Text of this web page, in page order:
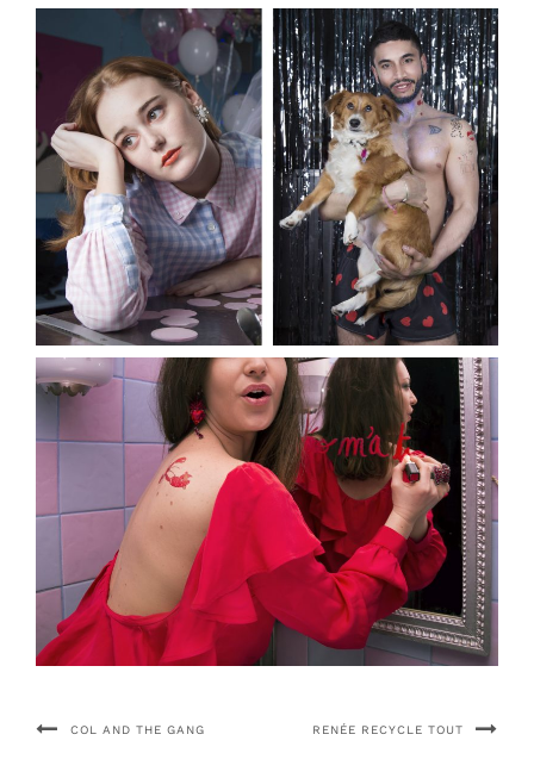
COL AND THE GANG RENÉE RECYCLE TOUT